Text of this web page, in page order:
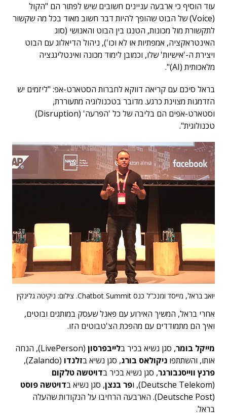
עוד הוסיף כי ארבעה עניינים חשובים שיש לפתור הם "הקול
(Voice) של הבוט שהופך להיות דבר חשוב מאוד בכל מה שקשור
לתקשורת מול מכונות, הטנגו בין הבוט והאנושי (סוג
האינטראקציה, אמפתיות או לא וכו'), ניהול הדיאלוג עם הבוט
ויצירת ה-'אישיות' שלו, וכמובן לימוד מכונה ואינטליגנציה
מלאכותית (AI)".
בראל סיכם עם קריאה דווקא לחברות הסטארט-אפ: "ליזמים יש
הזדמנות מצוינת כרגע. מדובר בטכנולוגיה מתעוררת,
וסטארט-אפים הם בליבה של כל 'הפרעה' (Disruption)
טכנולוגית".
יואב בראל, מייסד ומנכ"ל כנס Chatbot Summit. צילום: ניקיטה גלינקין
אחרי בראל, המשיך האירוע עם פאנל שעסק במותגים ובוטים,
ואיך הם מתמודדים עם מהפכת הצ'טבוטים הזו.
מייקל בומר, סגן נשיא בכיר בלייבפרסון
(LivePerson), הנחה
אותו, והשתתפו ניקולאס בורג, סגן נשיא בזלנדו (Zalando),
פרנץ ווייסנבורגר, סגן נשיא בכיר בדויטשה טלקום
(Deutsche Telekom), ו
פר בנצן, סגן נשיא בדויטשה פוסט
(Deutsche Post). הארבעה הרחיבו על הנקודות שהעלה
בראל.